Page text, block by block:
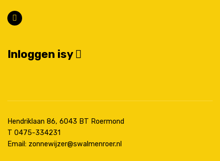
Volg
Facebook
Inloggen isy
Hendriklaan 86, 6043 BT Roermond
T 0475-334231
Email: zonnewijzer@swalmenroer.nl